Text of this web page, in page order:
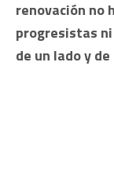
renovación no
progresistas
de un lado y